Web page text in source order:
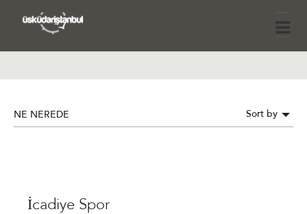
NE NEREDE Sort by
İcadiye Spor